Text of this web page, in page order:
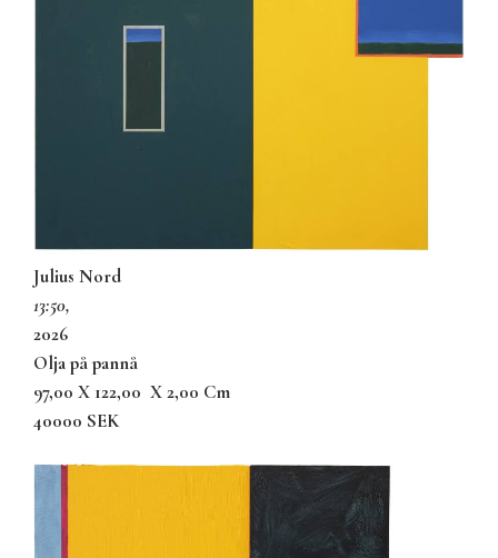
Julius Nord
13:50,
2026
olja på pannå
97,00 X 122,00 X 2,00 Cm
40000 SEK